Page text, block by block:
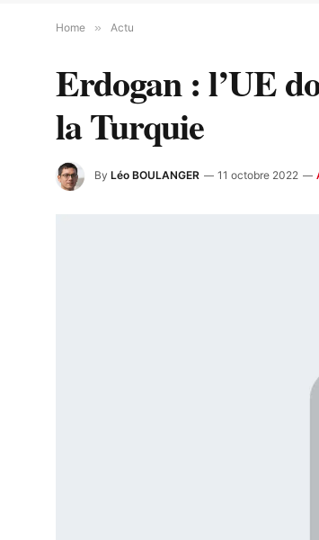
Home » Actu
Erdogan : l’UE
la Turquie
By Léo BOULANGER 11 octobre 2022